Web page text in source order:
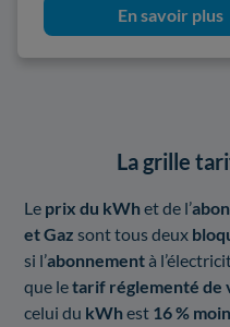
En savoir plus
La grille
Le prix du kWh et de l’
et Gazsont tous deux
si l’abonnementà
que letarif réglementé de
celui du kWhest 16 %